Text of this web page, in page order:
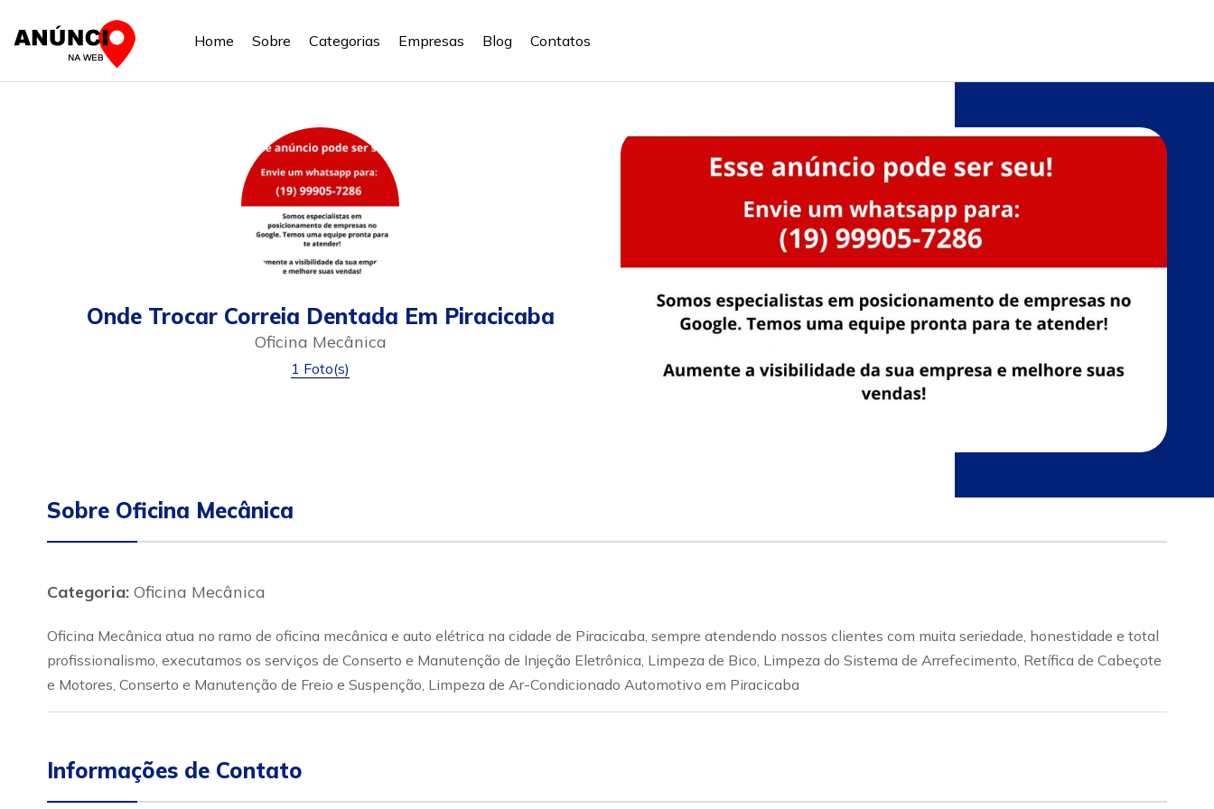
Home Sobre Categorias Empresas Blog Contatos
Onde Trocar Correia Dentada Em Piracicaba
Oficina Mecânica
1 Foto(s)
Sobre Oficina Mecânica
Categoria: Oficina Mecânica
Oficina Mecânica atua no ramo de oficina mecânica e auto elétrica na cidade de Piracicaba, sempre atendendo nossos clientes com muita seriedade, honestidade e total
profissionalismo, executamos os serviços de Conserto e Manutenção de Injeção Eletrônica, Limpeza de Bico, Limpeza do Sistema de Arrefecimento, Retífica de Cabeçote
e Motores, Conserto e Manutenção de Freio e Suspenção, Limpeza de Ar-Condicionado Automotivo em Piracicaba
Informações de Contato